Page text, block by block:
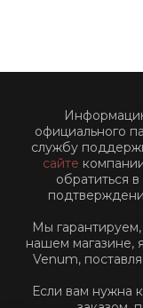
официального
службу
сайте
обратиться
Мы
нашем магазине,
Venum,
Если вам нужна